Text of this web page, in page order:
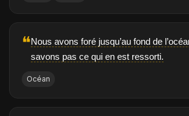
❝Nous avons foré jusqu’au fond de
savons pas ce qui en est ressorti.
Océan